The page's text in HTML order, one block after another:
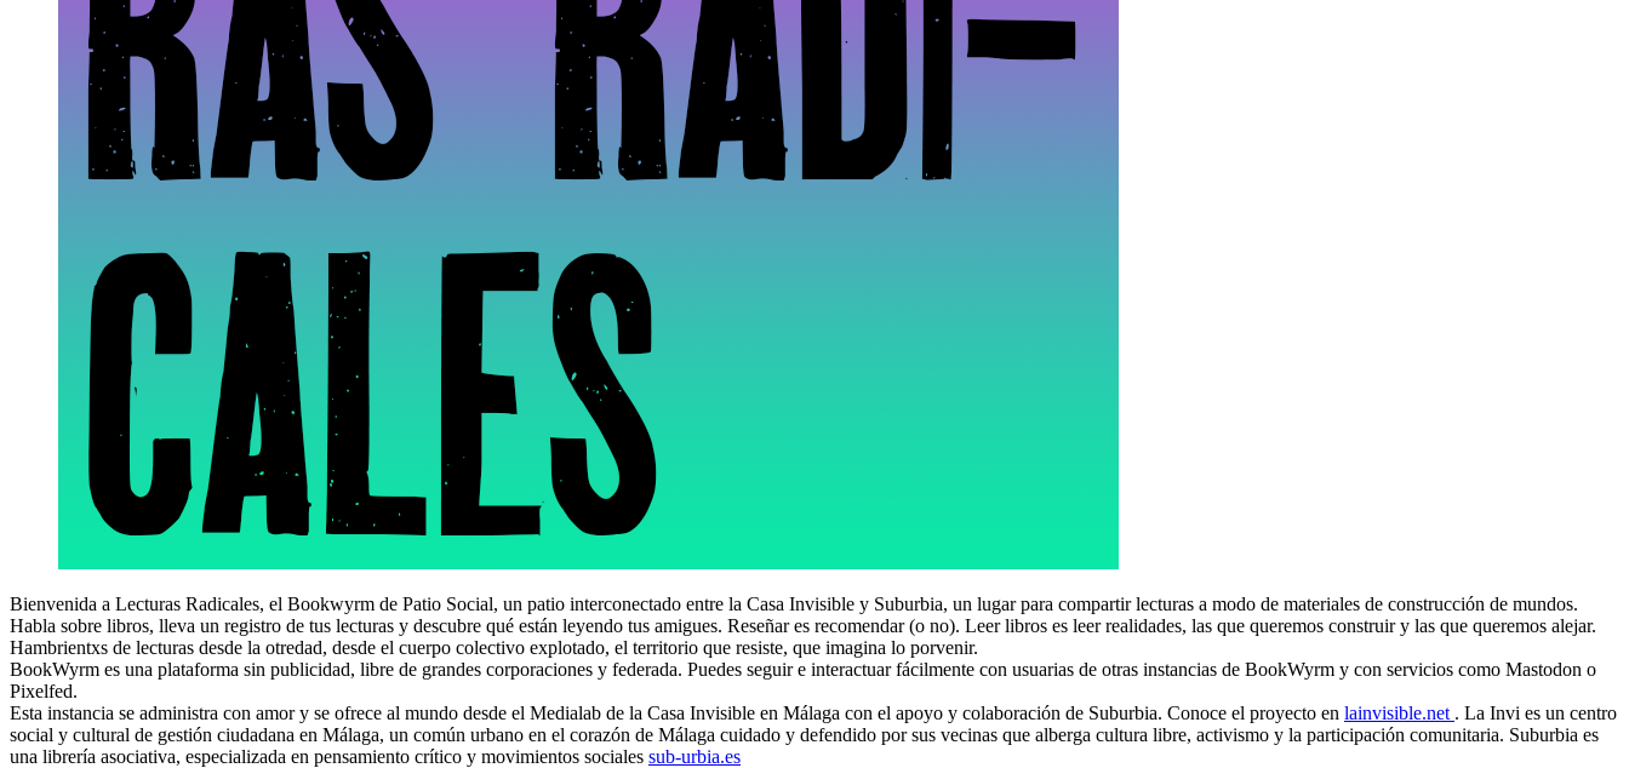
Bienvenida a Lecturas Radicales, el Bookwyrm de Patio Social, un patio interconectado entre la Casa Invisible y Suburbia, un lugar para compartir lecturas a modo de materiales de construcción de mundos.
Habla sobre libros, lleva un registro de tus lecturas y descubre qué están leyendo tus amigues. Reseñar es recomendar (o no). Leer libros es leer realidades, las que queremos construir y las que queremos alejar.
Hambrientxs de lecturas desde la otredad, desde el cuerpo colectivo explotado, el territorio que resiste, que imagina lo porvenir.
BookWyrm es una plataforma sin publicidad, libre de grandes corporaciones y federada. Puedes seguir e interactuar fácilmente con usuarias de otras instancias de BookWyrm y con servicios como Mastodon o
Pixelfed.
Esta instancia se administra con amor y se ofrece al mundo desde el Medialab de la Casa Invisible en Málaga con el apoyo y colaboración de Suburbia. Conoce el proyecto en lainvisible.net . La Invi es un centro
social y cultural de gestión ciudadana en Málaga, un común urbano en el corazón de Málaga cuidado y defendido por sus vecinas que alberga cultura libre, activismo y la participación comunitaria. Suburbia es
una librería asociativa, especializada en pensamiento crítico y movimientos sociales sub-urbia.es